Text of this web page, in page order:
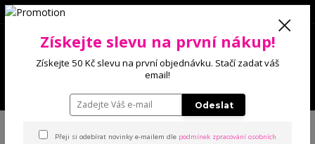
0 Kč
Získejte slevu na první nákup!
Získejte 50 Kč slevu na první objednávku. Stačí zadat váš
email!
Odeslat
Přeji si odebírat novinky e-mailem dle podmínek zpracování osobních